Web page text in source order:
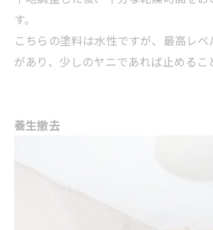
す。
こちらの塗料は水性ですが、最高レ
があり、少しのヤニであれば止めるこ
養生撤去